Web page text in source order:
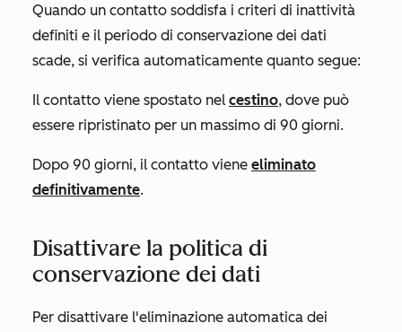
Quando un contatto soddisfa i criteri di inattività
definiti e il periodo di conservazione dei dati
scade, si verifica automaticamente quanto segue:
Il contatto viene spostato nel cestino, dove può
essere ripristinato per un massimo di 90 giorni.
Dopo 90 giorni, il contatto viene eliminato
definitivamente.
Disattivare la politica di
conservazione dei dati
Per disattivare l'eliminazione automatica dei